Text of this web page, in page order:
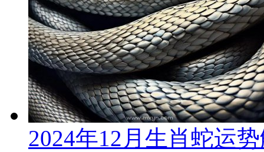
2024年12月生肖蛇运